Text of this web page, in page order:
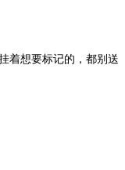
着想要标记的，都别送